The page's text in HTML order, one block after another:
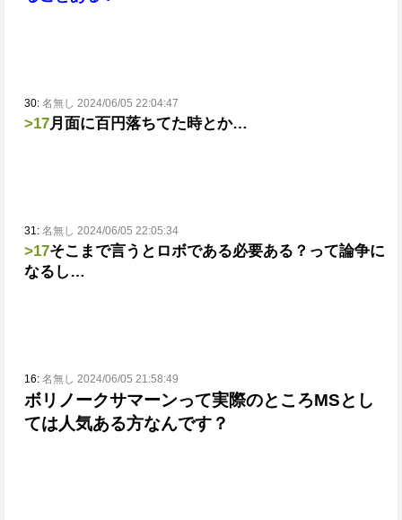
30: 名無し 2024/06/05 22:04:47
>17月面に百円落ちてた時とか…
31: 名無し 2024/06/05 22:05:34
>17そこまで言うとロボである必要ある？って論争に
なるし…
16: 名無し 2024/06/05 21:58:49
ボリノークサマーンって実際のところMSとし
ては人気ある方なんです？